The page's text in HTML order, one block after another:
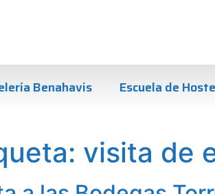
Benahavis Escuela de
visita de